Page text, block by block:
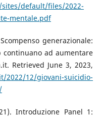
default/files/2022-
mentale.pdf
generazionale:
continuano ad aumentare
Retrieved June 3, 2023,
2022/12/giovani-suicidio-
Introduzione Panel 1: